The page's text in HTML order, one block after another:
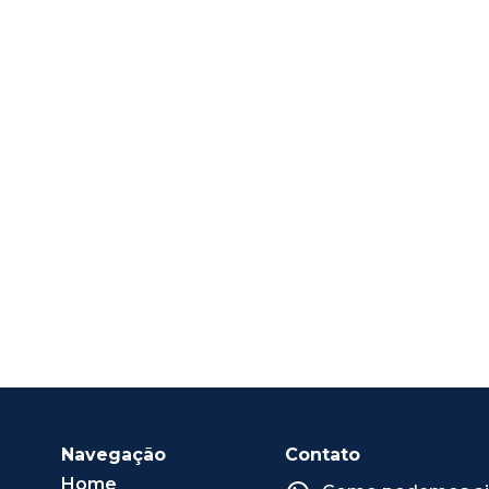
Navegação
Home
Contato